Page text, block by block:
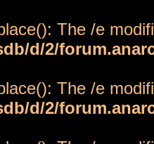
The /e
d/2/
The /e
d/2/